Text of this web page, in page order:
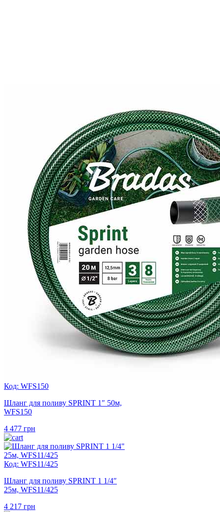
Код: WFS150
Шланг для поливу SPRINT 1″ 50м,
WFS150
4 477 грн
Код: WFS11/425
Шланг для поливу SPRINT 1 1/4″
25м, WFS11/425
4 217 грн